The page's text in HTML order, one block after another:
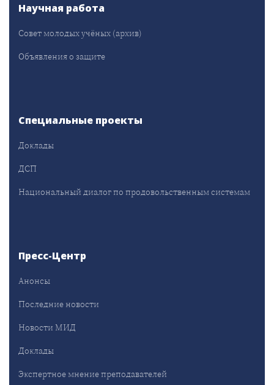
Научная работа
Совет молодых учёных (архив)
Объявления о защите
Специальные проекты
Доклады
ДСП
Национальный диалог по продовольственным системам
Пресс-Центр
Анонсы
Последние новости
Новости МИД
Доклады
Экспертное мнение преподавателей